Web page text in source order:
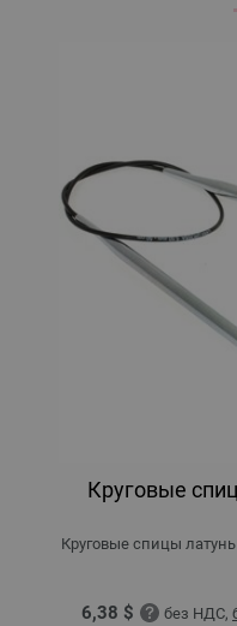
Круговые
Круговые спицы
6,38 $ без НДС,